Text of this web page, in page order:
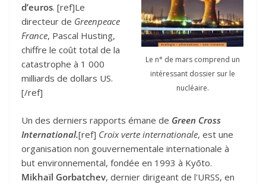
Le n° de mars comprend un
intéressant dossier sur le
nucléaire.
d’euros. [ref]Le
directeur de Greenpeace
France, Pascal Husting,
chiffre le coût total de la
catastrophe à 1 000
milliards de dollars US.
[/ref]
Un des derniers rapports émane de Green Cross
International.[ref] Croix verte internationale, est une
organisation non gouvernementale internationale à
but environnemental, fondée en 1993 à Kyōto.
Mikhaïl Gorbatchev, dernier dirigeant de l'URSS, en